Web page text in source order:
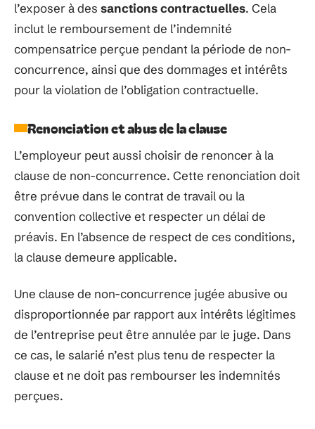
l’exposer à des sanctions contractuelles. Cela
inclut le remboursement de l’indemnité
compensatrice perçue pendant la période de non-
concurrence, ainsi que des dommages et intérêts
pour la violation de l’obligation contractuelle.
Renonciation et abus de la clause
L’employeur peut aussi choisir de renoncer à la
clause de non-concurrence. Cette renonciation doit
être prévue dans le contrat de travail ou la
convention collective et respecter un délai de
préavis. En l’absence de respect de ces conditions,
la clause demeure applicable.
Une clause de non-concurrence jugée abusive ou
disproportionnée par rapport aux intérêts légitimes
de l’entreprise peut être annulée par le juge. Dans
ce cas, le salarié n’est plus tenu de respecter la
clause et ne doit pas rembourser les indemnités
perçues.